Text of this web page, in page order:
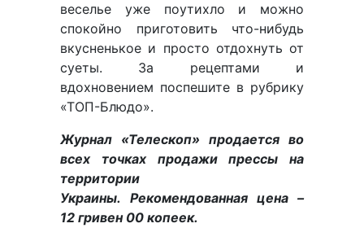
веселье уже поутихло и можно
спокойно приготовить что-нибудь
вкусненькое и просто отдохнуть от
суеты. За рецептами и
вдохновением поспешите в рубрику
«ТОП-Блюдо».
Журнал «Телескоп» продается во
всех точках продажи прессы на
территории
Украины. Рекомендованная цена –
12 гривен 00 копеек.